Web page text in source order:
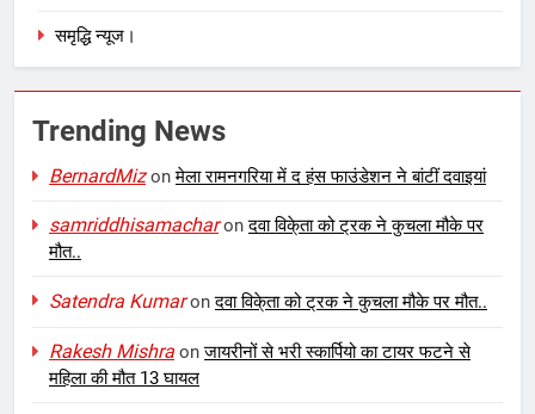
समृद्धि न्यूज।
Trending News
BernardMizonमेला रामनगरिया में द हंस फाउंडेशन ने बांटीं दवाइयां
samriddhisamacharonदवा विके्ता को ट्रक ने कुचला मौके पर
मौत..
Satendra Kumaronदवा विके्ता को ट्रक ने कुचला मौके पर मौत..
Rakesh Mishra onजायरीनों से भरी स्कार्पियो का टायर फटने से
महिला की मौत 13 घायल